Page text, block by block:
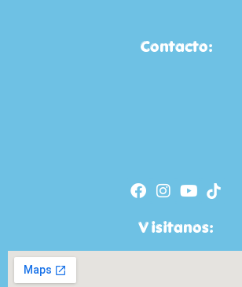
Contacto:
Visitanos: